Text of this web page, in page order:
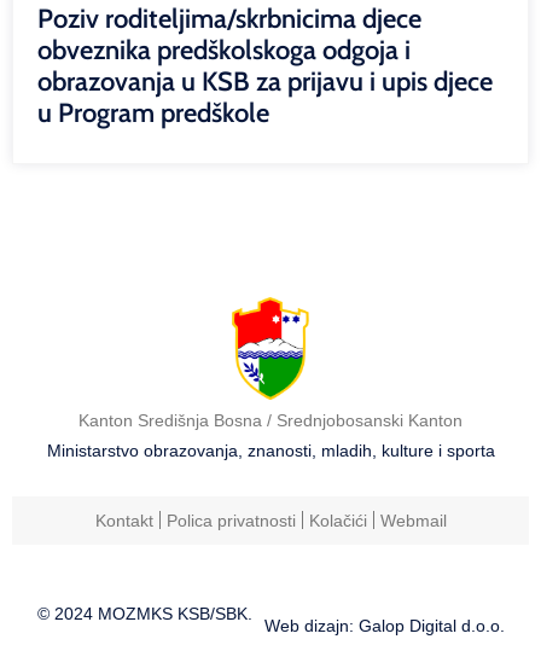
Poziv roditeljima/skrbnicima djece
obveznika predškolskoga odgoja i
obrazovanja u KSB za prijavu i upis djece
u Program predškole
Kanton Središnja Bosna / Srednjobosanski Kanton
Ministarstvo obrazovanja, znanosti, mladih, kulture i sporta
Kontakt Polica privatnosti Kolačići Webmail
© 2024 MOZMKS KSB/SBK.
Web dizajn: Galop Digital d.o.o.